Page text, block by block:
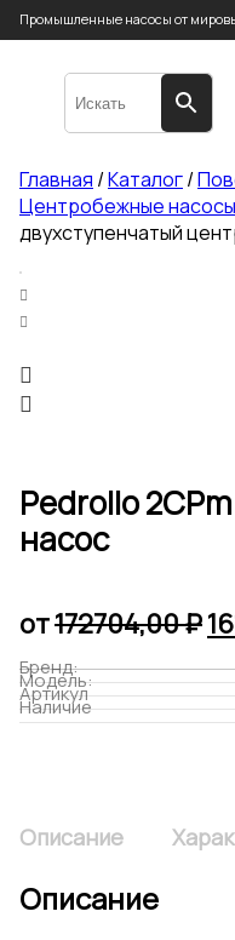
Промышленные насосы от
Главная /Каталог/
Центробежные насосы
двухступенчатый
Pedrollo
насос
от172704,00₽
Бренд:
Модель:
Артикул
Наличие
Описание
Описание